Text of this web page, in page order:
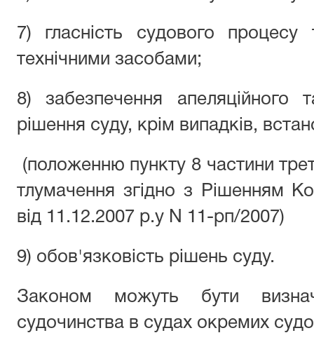
7) гласність судового
технічними засобами;
8) забезпечення апеляційного
рішення суду, крім випадків,
(положенню пункту 8 частини
тлумачення згідно з Рішенням
від 11.12.2007 р.у N 11-рп/2007)
9) обов'язковість рішень суду.
Законом можуть бути
судочинства в судах окремих